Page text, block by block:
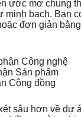
ước mơ chung
bạch. Bạn
đơn giản
Công nghệ
Sản phẩm
Cộng đồng
sâu hơn về dự